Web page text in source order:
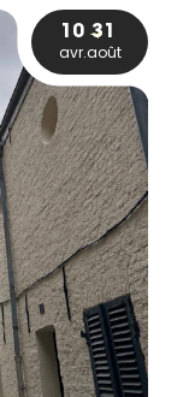
10
avr.
31
août